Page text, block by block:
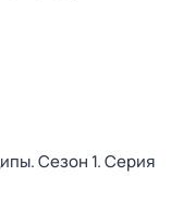
. Сезон 1. Серия